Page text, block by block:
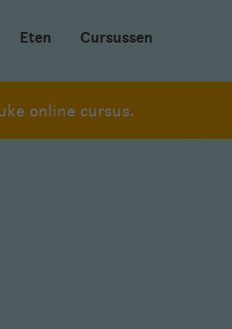
Eten Cursussen
online cursus.